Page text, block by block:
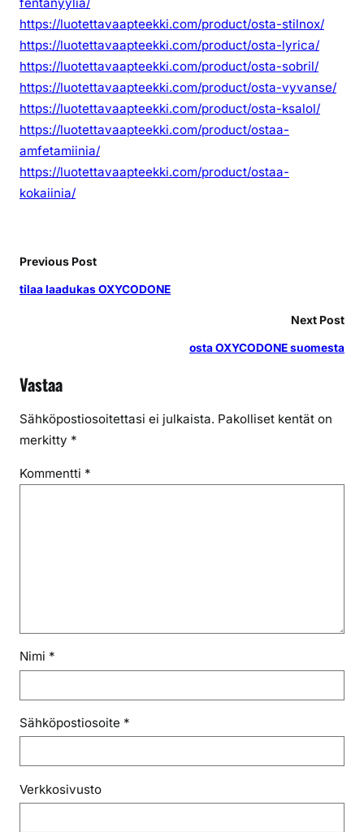
https://luotettavaapteekki.com/product/osta-stilnox/
https://luotettavaapteekki.com/product/osta-lyrica/
https://luotettavaapteekki.com/product/osta-sobril/
https://luotettavaapteekki.com/product/osta-vyvanse/
https://luotettavaapteekki.com/product/osta-ksalol/
https://luotettavaapteekki.com/product/ostaa-
amfetamiinia/
https://luotettavaapteekki.com/product/ostaa-
kokaiinia/
Previous Post
tilaa laadukas OXYCODONE
Next Post
osta OXYCODONE suomesta
Vastaa
Sähköpostiosoitettasi ei julkaista. Pakolliset kentät on
merkitty *
Kommentti *
Nimi *
Sähköpostiosoite *
Verkkosivusto